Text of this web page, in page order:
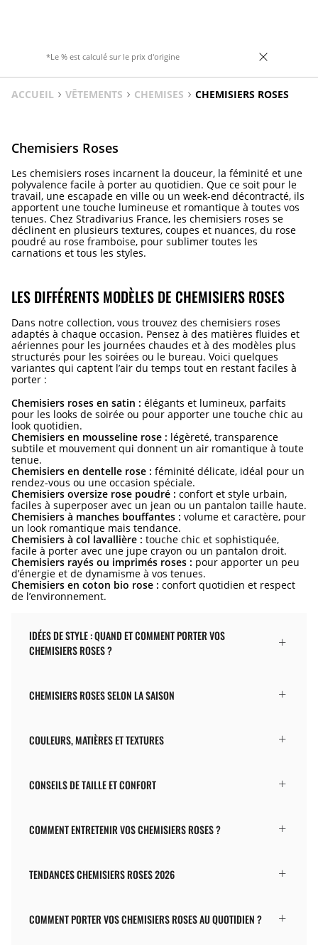
*Le % est calculé sur le prix d'origine
ACCUEIL VÊTEMENTS CHEMISES CHEMISIERS ROSES
Chemisiers Roses
Les chemisiers roses incarnent la douceur, la féminité et une
polyvalence facile à porter au quotidien. Que ce soit pour le
travail, une escapade en ville ou un week-end décontracté, ils
apportent une touche lumineuse et romantique à toutes vos
tenues. Chez Stradivarius France, les chemisiers roses se
déclinent en plusieurs textures, coupes et nuances, du rose
poudré au rose framboise, pour sublimer toutes les
carnations et tous les styles.
LES DIFFÉRENTS MODÈLES DE CHEMISIERS ROSES
Dans notre collection, vous trouvez des chemisiers roses
adaptés à chaque occasion. Pensez à des matières fluides et
aériennes pour les journées chaudes et à des modèles plus
structurés pour les soirées ou le bureau. Voici quelques
variantes qui captent l’air du temps tout en restant faciles à
porter :
Chemisiers roses en satin : élégants et lumineux, parfaits
pour les looks de soirée ou pour apporter une touche chic au
look quotidien.
Chemisiers en mousseline rose : légèreté, transparence
subtile et mouvement qui donnent un air romantique à toute
tenue.
Chemisiers en dentelle rose : féminité délicate, idéal pour un
rendez-vous ou une occasion spéciale.
Chemisiers oversize rose poudré : confort et style urbain,
faciles à superposer avec un jean ou un pantalon taille haute.
Chemisiers à manches bouffantes : volume et caractère, pour
un look romantique mais tendance.
Chemisiers à col lavallière : touche chic et sophistiquée,
facile à porter avec une jupe crayon ou un pantalon droit.
Chemisiers rayés ou imprimés roses : pour apporter un peu
d’énergie et de dynamisme à vos tenues.
Chemisiers en coton bio rose : confort quotidien et respect
de l’environnement.
IDÉES DE STYLE : QUAND ET COMMENT PORTER VOS
CHEMISIERS ROSES ?
CHEMISIERS ROSES SELON LA SAISON
COULEURS, MATIÈRES ET TEXTURES
CONSEILS DE TAILLE ET CONFORT
COMMENT ENTRETENIR VOS CHEMISIERS ROSES ?
TENDANCES CHEMISIERS ROSES 2026
COMMENT PORTER VOS CHEMISIERS ROSES AU QUOTIDIEN ?